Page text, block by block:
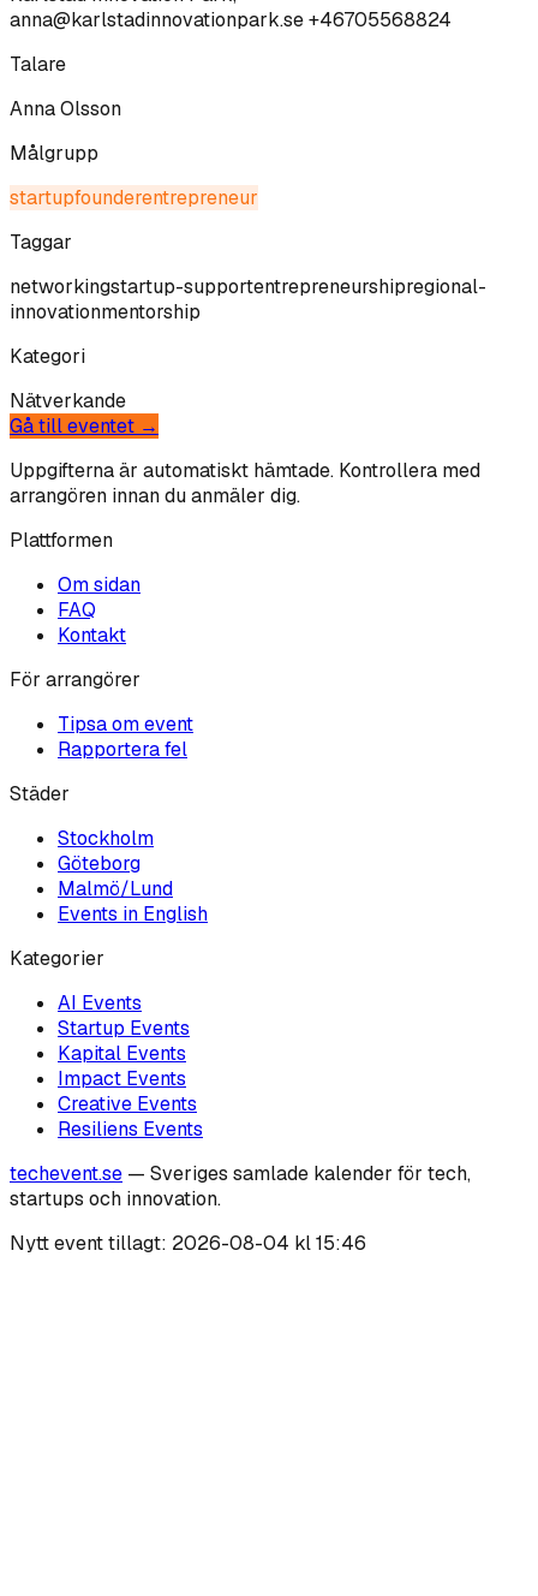
anna@karlstadinnovationpark.se +46705568824
Talare
Anna Olsson
Målgrupp
startupfounderentrepreneur
Taggar
networkingstartup-supportentrepreneurshipregional-
innovationmentorship
Kategori
Nätverkande
Gå till eventet →
Uppgifterna är automatiskt hämtade. Kontrollera med
arrangören innan du anmäler dig.
Plattformen
Om sidan
FAQ
Kontakt
För arrangörer
Tipsa om event
Rapportera fel
Städer
Stockholm
Göteborg
Malmö/Lund
Events in English
Kategorier
AI Events
Startup Events
Kapital Events
Impact Events
Creative Events
Resiliens Events
techevent.se — Sveriges samlade kalender för tech,
startups och innovation.
Nytt event tillagt: 2026-08-04 kl 15:46